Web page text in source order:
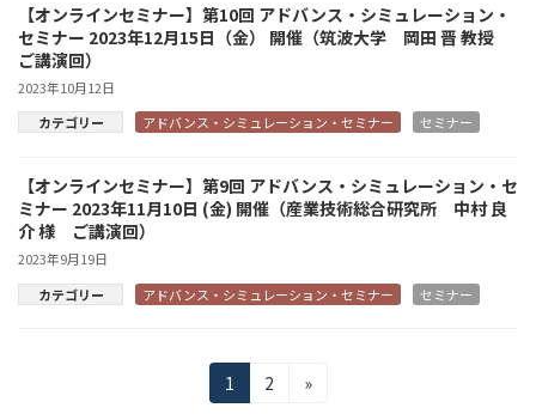
【オンラインセミナー】第10回 アドバンス・シミュレーション・
セミナー 2023年12月15日（金） 開催（筑波大学 岡田 晋 教授
ご講演回）
2023年10月12日
カテゴリー
アドバンス・シミュレーション・セミナー セミナー
【オンラインセミナー】第9回 アドバンス・シミュレーション・セ
ミナー 2023年11月10日 (金) 開催（産業技術総合研究所 中村 良
介 様 ご講演回）
2023年9月19日
カテゴリー
アドバンス・シミュレーション・セミナー セミナー
固
定
1
固
2 »